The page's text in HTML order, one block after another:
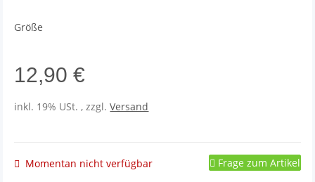
Größe
12,90 €
inkl. 19% USt. , zzgl.Versand
Momentan nicht verfügbar Frage zum Artikel